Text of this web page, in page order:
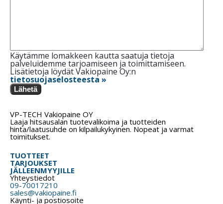
Käytämme lomakkeen kautta saatuja tietoja
palveluidemme tarjoamiseen ja toimittamiseen.
Lisätietoja löydät Vakiopaine Oy:n
tietosuojaselosteesta »
Lähetä
VP-TECH Vakiopaine OY
Laaja hitsausalan tuotevalikoima ja tuotteiden
hinta/laatusuhde on kilpailukykyinen. Nopeat ja varmat
toimitukset.
TUOTTEET
TARJOUKSET
JÄLLEENMYYJILLE
Yhteystiedot
09-70017210
sales@vakiopaine.fi
Käynti- ja postiosoite